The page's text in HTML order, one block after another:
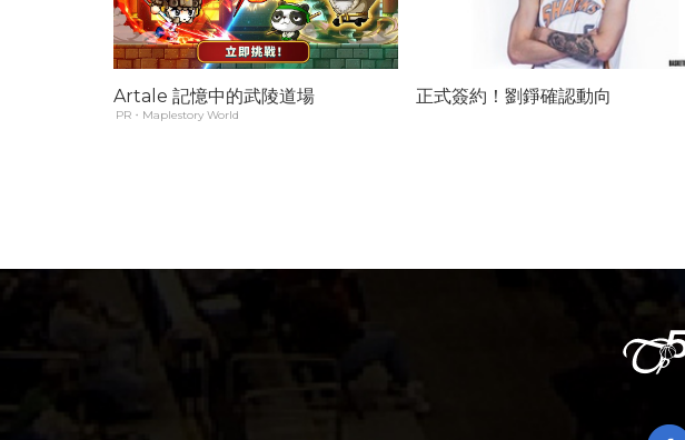
Artale 記憶中的武陵道場
PR・Maplestory World
正式簽約！劉錚確認動向